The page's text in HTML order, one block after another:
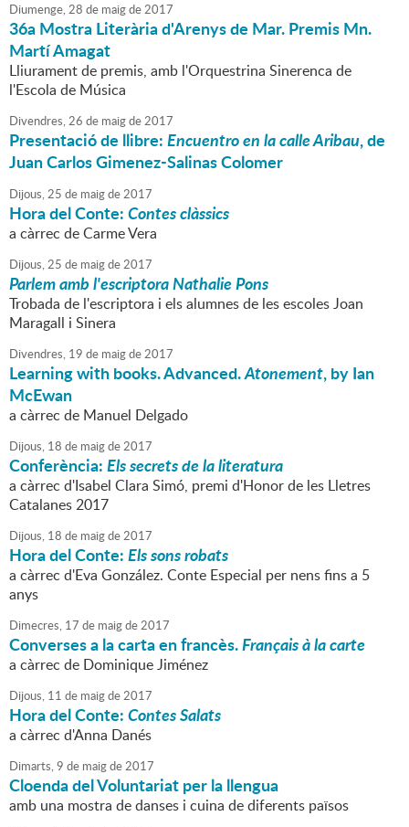
Diumenge,28 de maigde2017
36a Mostra Literària d'Arenys de Mar. Premis Mn.
Martí Amagat
Lliurament de premis, amb l'Orquestrina Sinerenca de
l'Escola de Música
Divendres,26 de maigde2017
Presentació de llibre:Encuentro en la calle Aribau, de
Juan Carlos Gimenez-Salinas Colomer
Dijous,25 de maigde2017
Hora del Conte:Contes clàssics
a càrrec de Carme Vera
Dijous,25 de maigde2017
Parlem amb l'escriptora Nathalie Pons
Trobada de l'escriptora i els alumnes de les escoles Joan
Maragall i Sinera
Divendres, 19 de maigde2017
Learning with books. Advanced.Atonement, by Ian
McEwan
a càrrec de Manuel Delgado
Dijous, 18 de maigde2017
Conferència:Els secrets de la literatura
a càrrec d'Isabel Clara Simó, premi d'Honor de les Lletres
Catalanes 2017
Dijous, 18 de maigde2017
Hora del Conte:Els sons robats
a càrrec d'Eva González. Conte Especial per nens fins a 5
anys
Dimecres, 17 de maigde2017
Converses a la carta en francès.Français à la carte
a càrrec de Dominique Jiménez
Dijous, 11 de maigde2017
Hora del Conte:Contes Salats
a càrrec d'Anna Danés
Dimarts,9 de maigde2017
Cloenda del Voluntariat per la llengua
amb una mostra de danses i cuina de diferents països